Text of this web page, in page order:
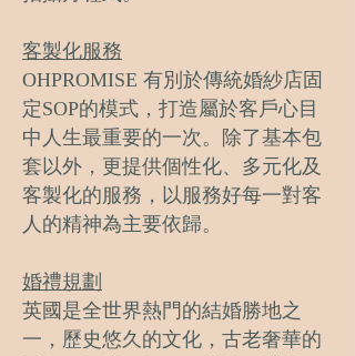
​客製化服務
OHPROMISE 有別於傳統婚紗店固
定SOP的模式，打造屬於客戶心目
中人生最重要的一次。除了基本包
套以外，更提供個性化、多元化及
客製化的服務，以服務好每一對客
人的精神為主要依歸。
婚禮規劃
英國是全世界熱門的結婚勝地之
一，歷史悠久的文化，古老奢華的